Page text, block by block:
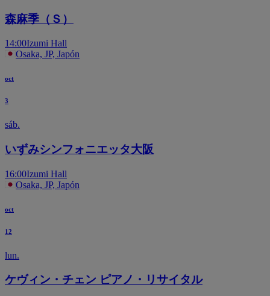
森麻季（Ｓ）
14:00Izumi Hall
Osaka, JP, Japón
oct
3
sáb.
いずみシンフォニエッタ大阪
16:00Izumi Hall
Osaka, JP, Japón
oct
12
lun.
ケヴィン・チェン ピアノ・リサイタル